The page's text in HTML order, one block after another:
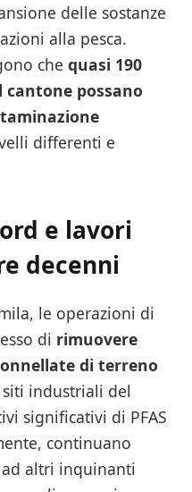
delle sostanze
alla pesca.
che quasi 190
possano
differenti e
e lavori
decenni
le operazioni di
di rimuovere
di terreno
industriali del
significativi di PFAS
continuano
altri inquinanti